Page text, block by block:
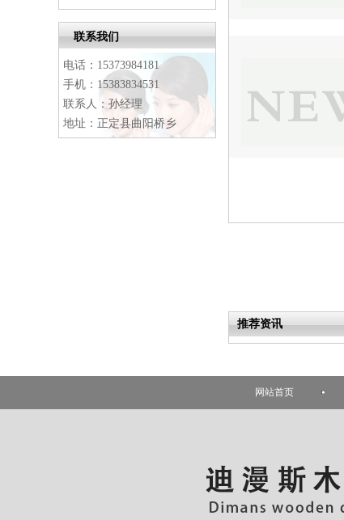
联系我们
电话：15373984181
手机：15383834531
联系人：孙经理
地址：正定县曲阳桥乡
推荐资讯
网站首页